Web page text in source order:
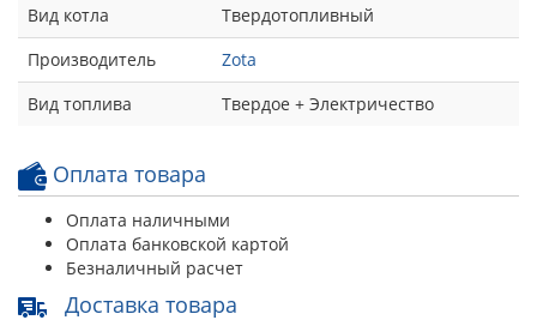
Вид котла
Твердотопливный
Производитель
Zota
Вид топлива
Твердое + Электричество
Оплата товара
Оплата наличными
Оплата банковской картой
Безналичный расчет
Доставка товара